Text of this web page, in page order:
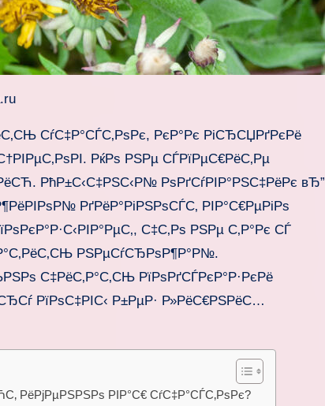
СѓС‡Р°СЃС‚РѕРє, РєР°Рє РіСЂСЏРґРєРё
РќРѕ РЅРµ СЃРїРµС€РёС‚Рµ
РћР±С‹С‡РЅС‹Р№ РѕРґСѓРІР°РЅС‡РёРє вЂ”
РґРёР°РіРЅРѕСЃС‚ РІР°С€РµРіРѕ
С‡С‚Рѕ РЅРµ С‚Р°Рє СЃ
РЅРµСѓСЂРѕР¶Р°Р№.
С‡РёС‚Р°С‚СЊ РїРѕРґСЃРєР°Р·РєРё
РїРѕС‡РІС‹ Р±РµР· Р»РёС€РЅРёС…
РёРјРµРЅРЅРѕ РІР°С€ СѓС‡Р°СЃС‚РѕРє?